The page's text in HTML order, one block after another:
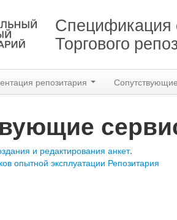
Торгового
репозитария
и редактирования анкет.
опытной эксплуатации Репозитария